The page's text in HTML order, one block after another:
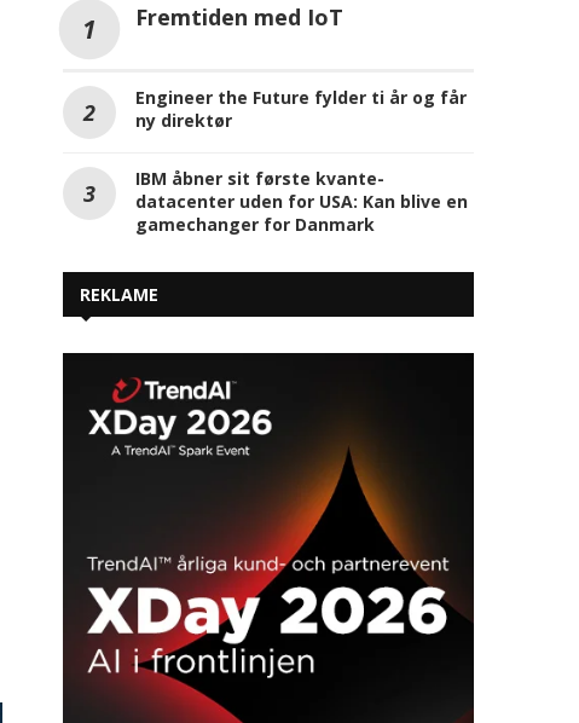
Fremtiden med IoT
Engineer the Future fylder ti år og får
ny direktør
IBM åbner sit første kvante-
datacenter uden for USA: Kan blive en
gamechanger for Danmark
REKLAME